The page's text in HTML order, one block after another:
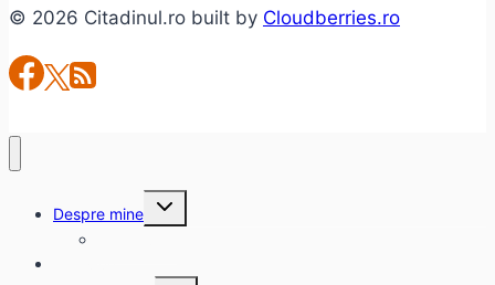
© 2026 Citadinul.ro built by Cloudberries.ro
Despre mine
Toggle